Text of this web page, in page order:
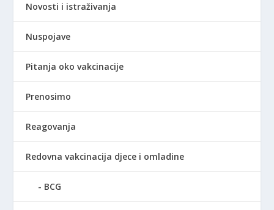
Novosti i istraživanja
Nuspojave
Pitanja oko vakcinacije
Prenosimo
Reagovanja
Redovna vakcinacija djece i omladine
BCG